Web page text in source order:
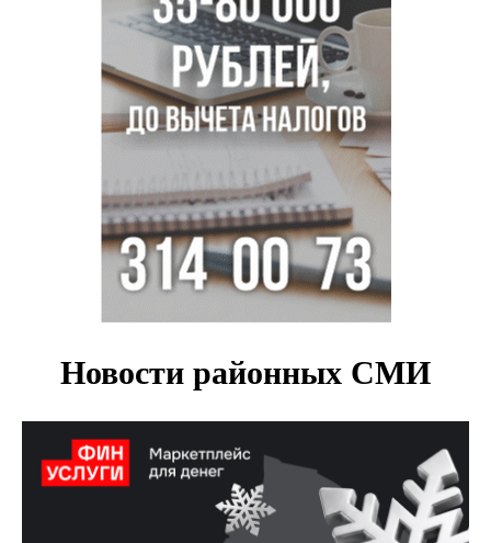
Новосибирский пенсионер насмерть забил тростью
пьющего сына подруги